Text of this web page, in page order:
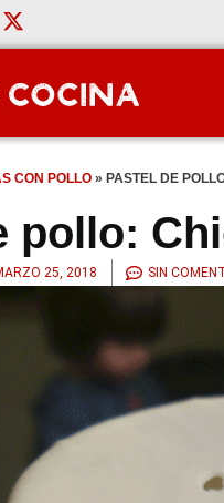
CON POLLO » PASTEL DE
pollo:
25, 2018 SIN